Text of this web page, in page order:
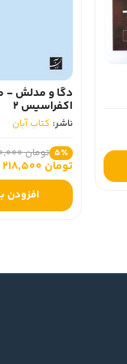
دگا و مدلش -
اکفراسیس 2
ناشر: کتاب آبان
5٪ تومان 230,000
تومان 218,500
افزودن